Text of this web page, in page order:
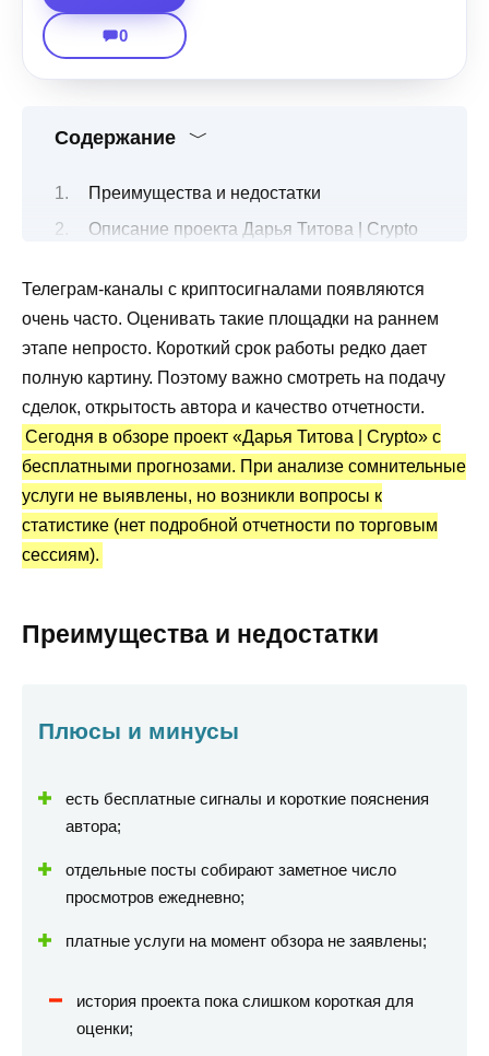
0
Содержание
Преимущества и недостатки
Описание проекта Дарья Титова | Crypto
Статистика и отзывы о канале Дарья
Титова | Crypto
Вывод по обзору
Телеграм-каналы с криптосигналами появляются
очень часто. Оценивать такие площадки на раннем
этапе непросто. Короткий срок работы редко дает
полную картину. Поэтому важно смотреть на подачу
сделок, открытость автора и качество отчетности.
Сегодня в обзоре проект «Дарья Титова | Crypto» с
бесплатными прогнозами. При анализе сомнительные
услуги не выявлены, но возникли вопросы к
статистике (нет подробной отчетности по торговым
сессиям).
Преимущества и недостатки
Плюсы и минусы
есть бесплатные сигналы и короткие пояснения
автора;
отдельные посты собирают заметное число
просмотров ежедневно;
платные услуги на момент обзора не заявлены;
история проекта пока слишком короткая для
оценки;